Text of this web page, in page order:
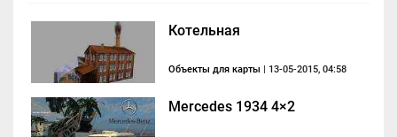
Котельная
Объекты для карты | 13-05-2015, 04:58
Mercedes 1934 4×2